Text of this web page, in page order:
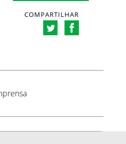
COMPARTILHAR